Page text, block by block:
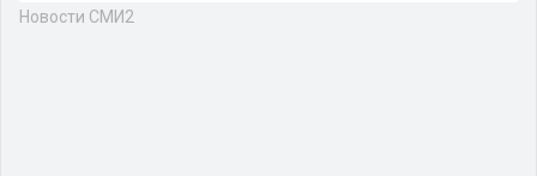
Новости СМИ2